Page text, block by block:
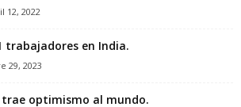
12, 2022
trabajadores en India.
29, 2023
trae optimismo al mundo.